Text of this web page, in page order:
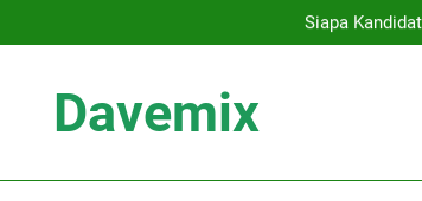
Siapa
Keindahan
Siapa
Keindahan
Davemix